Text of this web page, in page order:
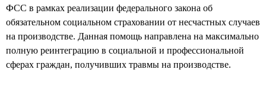
ФСС в рамках реализации федерального закона об
обязательном социальном страховании от несчастных случаев
на производстве. Данная помощь направлена на максимально
полную реинтеграцию в социальной и профессиональной
сферах граждан, получивших травмы на производстве.